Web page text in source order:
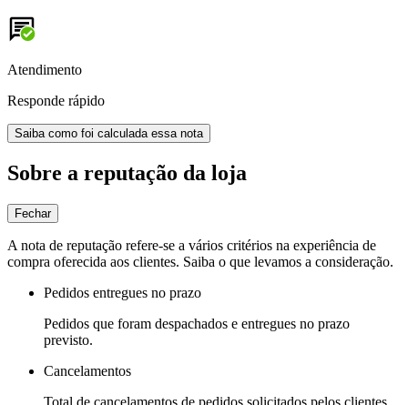
Atendimento
Responde rápido
Saiba como foi calculada essa nota
Sobre a reputação da loja
Fechar
A nota de reputação refere-se a vários critérios na experiência de
compra oferecida aos clientes. Saiba o que levamos a consideração.
Pedidos entregues no prazo
Pedidos que foram despachados e entregues no prazo
previsto.
Cancelamentos
Total de cancelamentos de pedidos solicitados pelos clientes